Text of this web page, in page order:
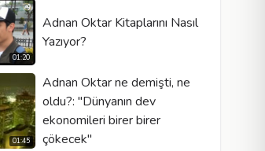
01:20
Adnan Oktar Kitaplarını Nasıl
Yazıyor?
01:45
Adnan Oktar ne demişti, ne
oldu?: ''Dünyanın dev
ekonomileri birer birer
çökecek''